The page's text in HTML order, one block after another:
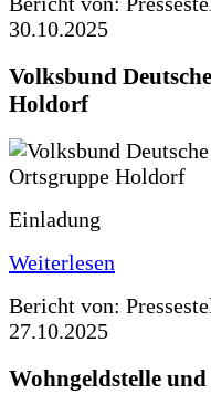
30.10.2025
Volksbund
Holdorf
Einladung
Weiterlesen
Bericht von:
27.10.2025
Wohngeldstelle und